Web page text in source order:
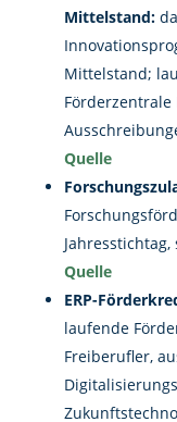
Mittelstand:
Mittelstand;
Quelle
Quelle
ERP-
laufende
Freiberufler,